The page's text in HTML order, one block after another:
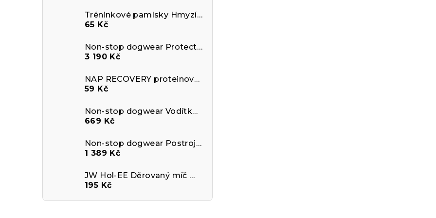
Tréninkové pamlsky Hmyzí protein s Aktivním uhlím
65 Kč
Non-stop dogwear Protector Life Jacket
3 190 Kč
NAP RECOVERY proteinová tyčinka pro psy - hovězí
59 Kč
Non-stop dogwear Vodítko Trail quest leash Rachel Pohl
669 Kč
Non-stop dogwear Postroj Ramble
1 389 Kč
JW Hol-EE Děrovaný míč MEDIUM
195 Kč